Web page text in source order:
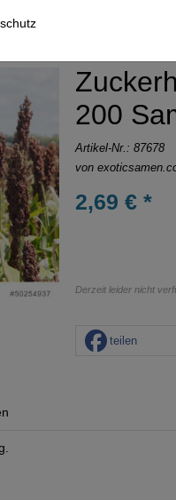
200
Artikel-Nr.: 87678
von
2,69 € *
Derzeit leider nicht
teilen